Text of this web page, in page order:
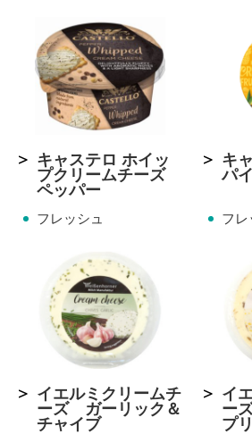
キャステロ ホイッ
プクリームチーズ
ペッパー
フレッシュ
キ
パ
フレ
イエルミクリームチ
ーズ ガーリック＆
チャイブ
イ
ー
プ